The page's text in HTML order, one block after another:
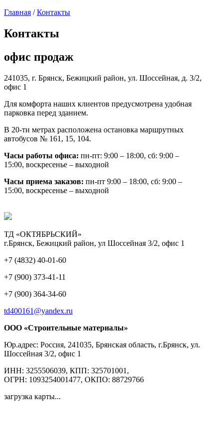
Главная / Контакты
Контакты
офис продаж
241035, г. Брянск, Бежицкий район, ул. Шоссейная, д. 3/2,
офис 1
Для комфорта наших клиентов предусмотрена удобная
парковка перед зданием.
В 20-ти метрах расположена остановка маршрутных
автобусов № 161, 15, 104.
Часы работы офиса: пн-пт: 9:00 – 18:00, сб: 9:00 –
15:00, воскресенье – выходной
Часы приема заказов: пн-пт 9:00 – 18:00, сб: 9:00 –
15:00, воскресенье – выходной
ТД «ОКТЯБРЬСКИЙ»
г.Брянск, Бежицкий район, ул Шоссейная 3/2, офис 1
+7 (4832) 40-01-60
+7 (900) 373-41-11
+7 (900) 364-34-60
td400161@yandex.ru
ООО «Строительные материалы»
Юр.адрес: Россия, 241035, Брянская область, г.Брянск, ул.
Шоссейная 3/2, офис 1
ИНН: 3255506039, КПП: 325701001,
ОГРН: 1093254001477, ОКПО: 88729766
загрузка карты...